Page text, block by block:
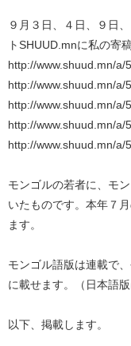
９月３日、４日、９日
トSHUUD.mnに私の寄
http://www.shuud.mn/a/
http://www.shuud.mn/a/
http://www.shuud.mn/a/
http://www.shuud.mn/a/
http://www.shuud.mn/a/
モンゴルの若者に、モ
いたものです。本年７
ます。
モンゴル語版は連載で
に載せます。（日本語
以下、掲載します。